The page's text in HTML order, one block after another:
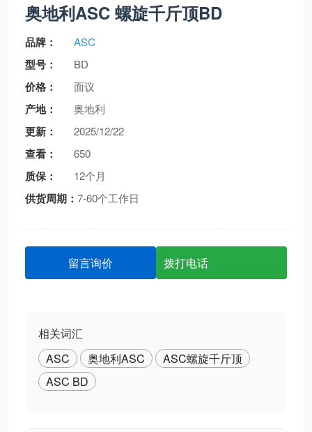
奥地利ASC 螺旋千斤顶BD
品牌： ASC
型号： BD
价格： 面议
产地： 奥地利
更新： 2025/12/22
查看： 650
质保： 12个月
供货周期： 7-60个工作日
留言询价 拨打电话
相关词汇
ASC
奥地利ASC
ASC螺旋千斤顶
ASC BD